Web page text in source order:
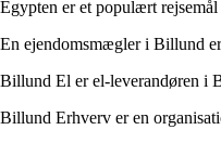
Egypten er et populært
En ejendomsmægler i Billund
Billund El er el-leverandøren i
Billund Erhverv er en